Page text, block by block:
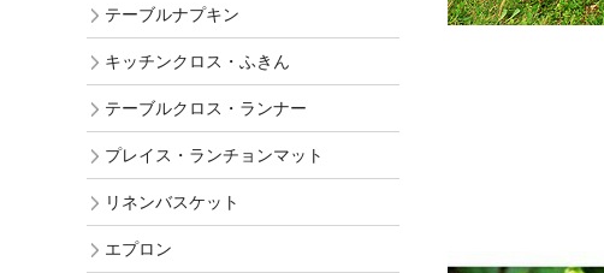
テーブルナプキン
キッチンクロス・ふきん
テーブルクロス・ランナー
プレイス・ランチョンマット
リネンバスケット
エプロン